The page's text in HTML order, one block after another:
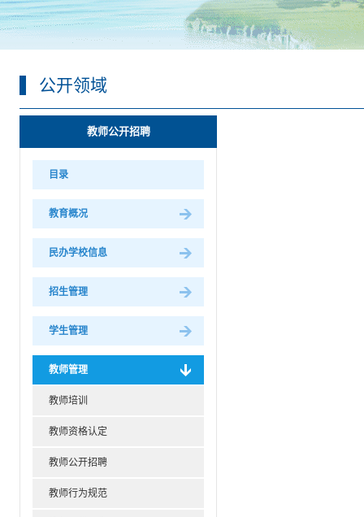
公开领域
教师公开招聘
目录
教育概况
民办学校信息
招生管理
学生管理
教师管理
教师培训
教师资格认定
教师公开招聘
教师行为规范